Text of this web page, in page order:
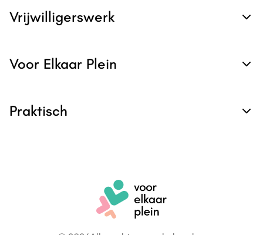
Vrijwilligerswerk
Voor Elkaar Plein
Praktisch